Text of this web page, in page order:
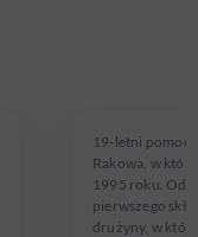
19-letni
Rakowa, w
1995 roku. Od
pierwszego
drużyny, w